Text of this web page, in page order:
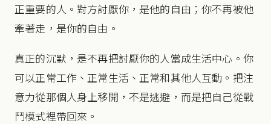
正重要的人。對方討厭你，是他的自由；你不再被他
牽著走，是你的自由。
真正的沉默，是不再把討厭你的人當成生活中心。你
可以正常工作、正常生活、正常和其他人互動。把注
意力從那個人身上移開，不是逃避，而是把自己從戰
鬥模式裡帶回來。